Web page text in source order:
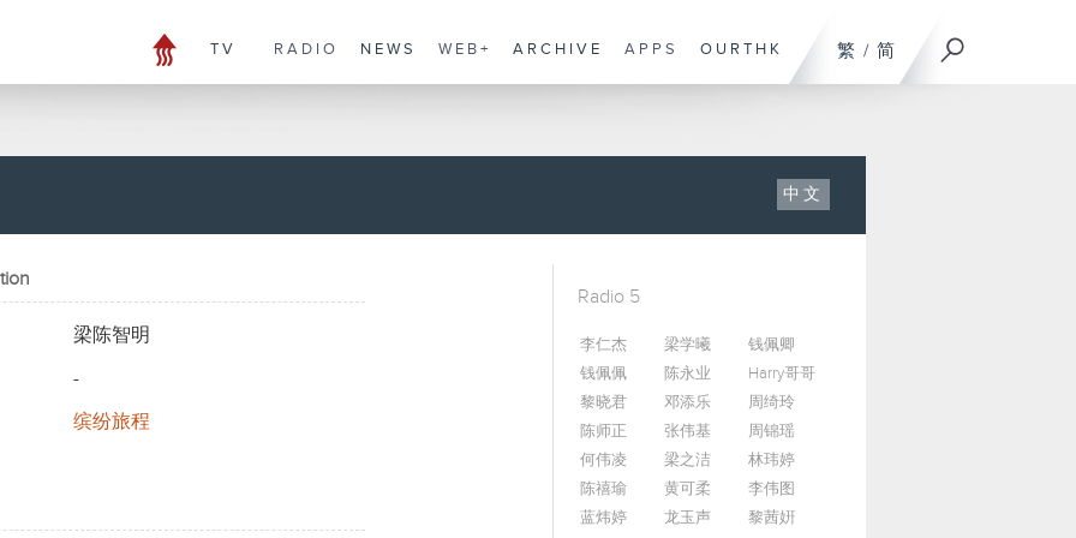
繁 / 简
TV RADIO NEWS WEB+ ARCHIVE APPS OURTHK
中文
梁陈智明
-
缤纷旅程
Radio 5
李仁杰 梁学曦
钱佩卿
钱佩佩
陈永业
Harry哥哥
黎晓君
邓添乐
周绮玲
陈师正
张伟基
周锦瑶
何伟凌
梁之洁
林玮婷
陈禧瑜
黄可柔
李伟图
蓝炜婷
龙玉声 黎茜姸